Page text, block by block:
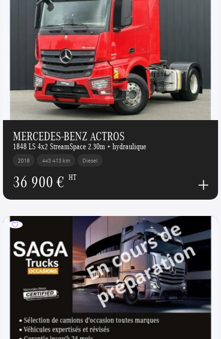
MERCEDES-BENZ ACTROS
1848 LS 4x2 StreamSpace 2.30m + hydraulique
2018 443 413 km Diesel
36 900 € HT